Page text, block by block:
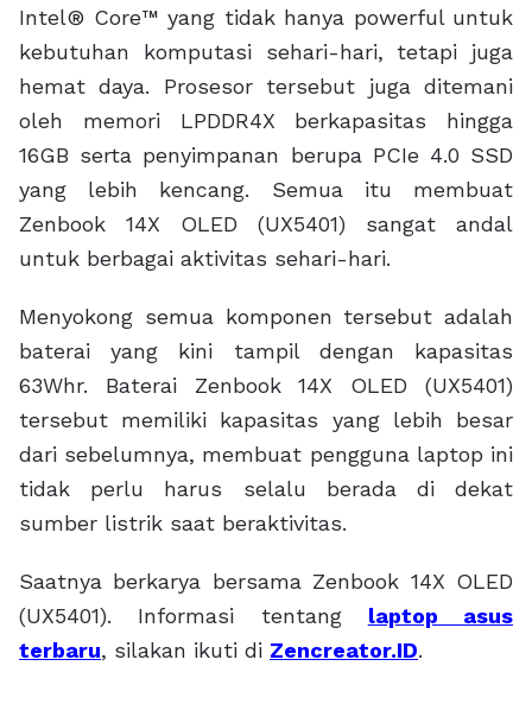
Intel® Core™ yang tidak hanya powerful untuk
kebutuhan komputasi sehari-hari, tetapi juga
hemat daya. Prosesor tersebut juga ditemani
oleh memori LPDDR4X berkapasitas hingga
16GB serta penyimpanan berupa PCIe 4.0 SSD
yang lebih kencang. Semua itu membuat
Zenbook 14X OLED (UX5401) sangat andal
untuk berbagai aktivitas sehari-hari.
Menyokong semua komponen tersebut adalah
baterai yang kini tampil dengan kapasitas
63Whr. Baterai Zenbook 14X OLED (UX5401)
tersebut memiliki kapasitas yang lebih besar
dari sebelumnya, membuat pengguna laptop ini
tidak perlu harus selalu berada di dekat
sumber listrik saat beraktivitas.
Saatnya berkarya bersama Zenbook 14X OLED
(UX5401). Informasi tentang laptop asus
terbaru, silakan ikuti di Zencreator.ID.